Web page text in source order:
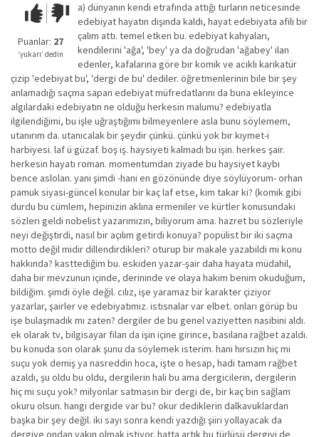
Çok iyi!O
kadar
iyi
değil!
Puanlar: 27
‘yukarı’ dedin
a) dünyanın kendi etrafında attığı turların neticesinde
edebiyat hayatın dışında kaldı, hayat edebiyata afili bir
çalım attı. temel etken bu. edebiyat kahyaları,
kendilerini 'ağa', 'bey' ya da doğrudan 'ağabey' ilan
edenler, kafalarına göre bir komik ve acıklı karikatür
çizip 'edebiyat bu', 'dergi de bu' dediler. öğretmenlerinin bile bir şey
anlamadığı saçma sapan edebiyat müfredatlarını da buna ekleyince
algılardaki edebiyatın ne olduğu herkesin malumu? edebiyatla
ilgilendiğimi, bu işle uğraştığımı bilmeyenlere asla bunu söylemem,
utanırım da. utanıcalak bir şeydir çünkü. çünkü yok bir kıymet-i
harbiyesi. laf ü güzaf. boş iş. haysiyeti kalmadı bu işin. herkes şair.
herkesin hayatı roman. momentumdan ziyade bu haysiyet kaybı
bence aslolan. yani şimdi -hani en gözönünde diye söylüyorum- orhan
pamuk siyasi-güncel konular bir kaç laf etse, kim takar ki? (komik gibi
durdu bu cümlem, hepinizin aklına ermeniler ve kürtler konusundaki
sözleri geldi nobelist yazarımızın, biliyorum ama. hazret bu sözleriyle
neyi değiştirdi, nasıl bir açılım getirdi konuya? popülist bir iki saçma
motto değil midir dillendirdikleri? oturup bir makale yazabildi mi konu
hakkında? kasttediğim bu. eskiden yazar-şair daha hayata müdahil,
daha bir mevzunun içinde, derininde ve olaya hakim benim okuduğum,
bildiğim. şimdi öyle değil. cılız, işe yaramaz bir karakter çiziyor
yazarlar, şairler ve edebiyatımız. istisnalar var elbet. onları görüp bu
işe bulaşmadık mı zaten? dergiler de bu genel vaziyetten nasibini aldı.
ek olarak tv, bilgisayar filan da işin içine girince, basılana rağbet azaldı.
bu konuda son olarak şunu da söylemek isterim. hani hırsızın hiç mi
suçu yok demiş ya nasreddin hoca, işte o hesap, hadi tamam rağbet
azaldı, şu oldu bu oldu, dergilerin hali bu ama dergicilerin, dergilerin
hiç mi suçu yok? milyonlar satmasın bir dergi de, bir kaç bin sağlam
okuru olsun. hangi dergide var bu? okur dediklerin dalkavuklardan
başka bir şey değil. iki sayı sonra kendi yazdığı şiiri yollayacak da
dergiye ondan yakın olmak istiyor. hatta artık bu türlüsü dergiyi de